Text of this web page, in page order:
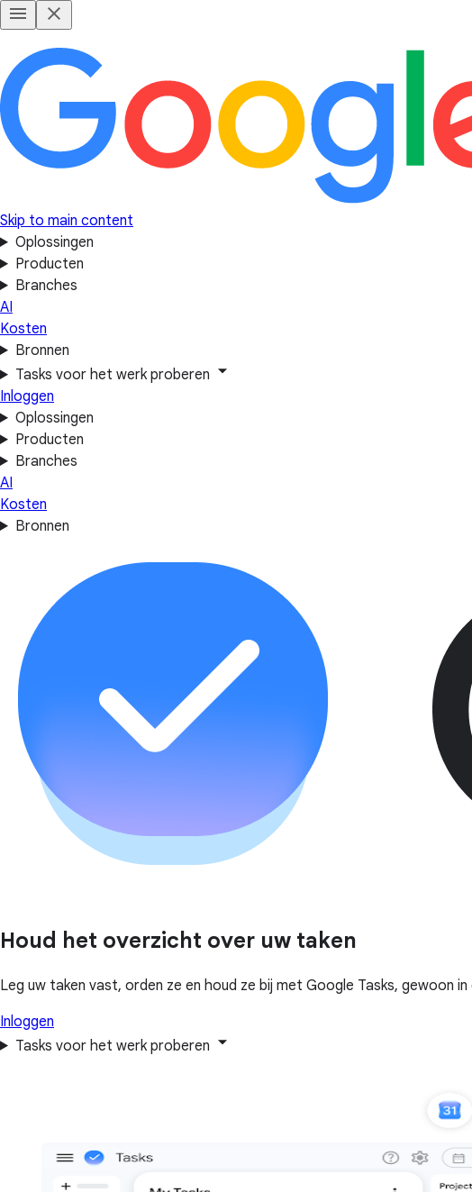
Skip to main content
Oplossingen
Producten
Branches
AI
Kosten
Bronnen
Tasks voor het werk proberen
Inloggen
Oplossingen
Producten
Branches
AI
Kosten
Bronnen
Houd het overzicht over uw taken
Leg uw taken vast, orden ze en houd ze bij met Google Tasks, gewoon
Inloggen
Tasks voor het werk proberen